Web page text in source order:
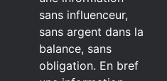
sans influenceur,
sans argent dans la
balance, sans
obligation. En bref